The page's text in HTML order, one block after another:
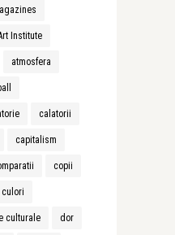
Institute
atmosfera
calatorii
capitalism
copii
culori
culturale dor